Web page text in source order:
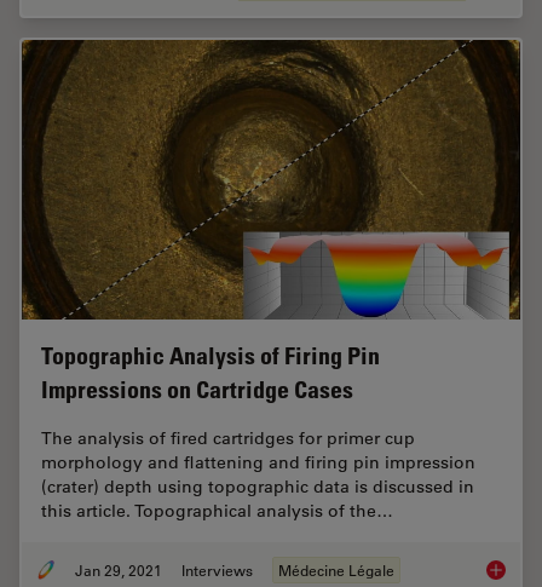
Topographic Analysis of Firing Pin
Impressions on Cartridge Cases
The analysis of fired cartridges for primer cup
morphology and flattening and firing pin impression
(crater) depth using topographic data is discussed in
this article. Topographical analysis of the…
Jan 29, 2021 Interviews Médecine Légale